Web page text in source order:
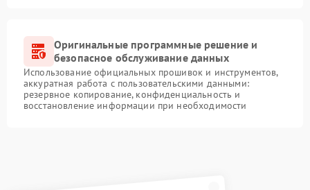
Оригинальные программные решение и
безопасное обслуживание данных
Использование официальных прошивок и инструментов,
аккуратная работа с пользовательскими данными:
резервное копирование, конфиденциальность и
восстановление информации при необходимости